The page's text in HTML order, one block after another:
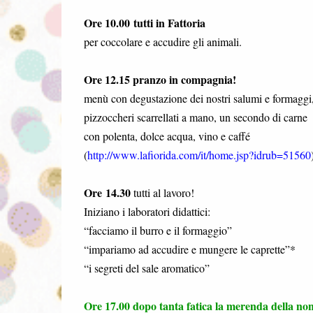
Ore 10.00 tutti in Fattoria
per coccolare e accudire gli animali.
Ore 12.15 pranzo in compagnia!
menù con degustazione dei nostri salumi e formaggi,
pizzoccheri scarrellati a mano, un secondo di carne
con polenta, dolce acqua, vino e caffé
(http://www.lafiorida.com/it/home.jsp?idrub=51560
Ore 14.30tutti al lavoro!
Iniziano i laboratori didattici:
“facciamo il burro e il formaggio”
“impariamo ad accudire e mungere le caprette”*
“i segreti del sale aromatico”
Ore 17.00 dopo tanta fatica la merenda della